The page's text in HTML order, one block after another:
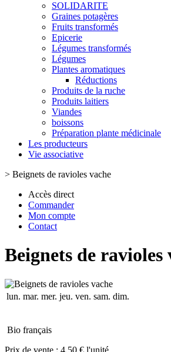
SOLIDARITE
Graines potagères
Fruits transformés
Epicerie
Légumes transformés
Légumes
Plantes aromatiques
Réductions
Produits de la ruche
Produits laitiers
Viandes
boissons
Préparation plante médicinale
Les producteurs
Vie associative
> Beignets de ravioles vache
Accès direct
Commander
Mon compte
Contact
Beignets de ravioles
lun. mar. mer. jeu. ven. sam. dim.
Bio français
Prix de vente : 4.50 € l'unité